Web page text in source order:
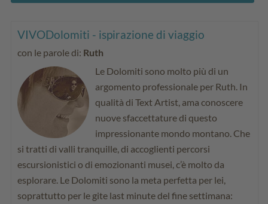
VIVODolomiti - ispirazione di viaggio
con le parole di: Ruth
Le Dolomiti sono molto più di un
argomento professionale per Ruth. In
qualità di Text Artist, ama conoscere
nuove sfaccettature di questo
impressionante mondo montano. Che
si tratti di valli tranquille, di accoglienti percorsi
escursionistici o di emozionanti musei, c’è molto da
esplorare. Le Dolomiti sono la meta perfetta per lei,
soprattutto per le gite last minute del fine settimana: